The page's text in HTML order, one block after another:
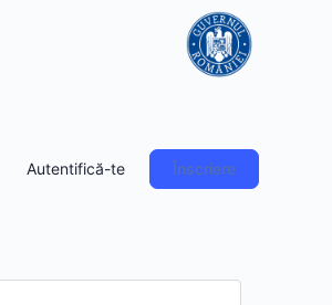
Autentifică-te Înscriere